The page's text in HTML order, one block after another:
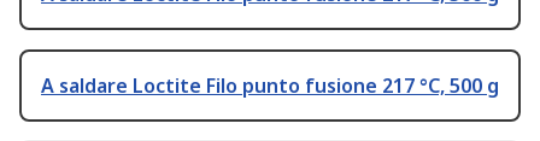
A saldare Loctite Filo punto fusione 217 °C, 500 g